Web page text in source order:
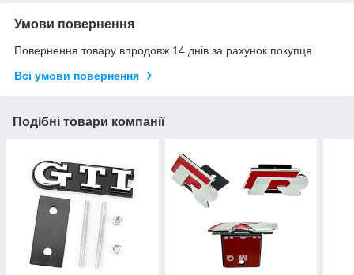
Умови повернення
Повернення товару впродовж 14 днів за рахунок покупця
Всі умови повернення
Подібні товари компанії